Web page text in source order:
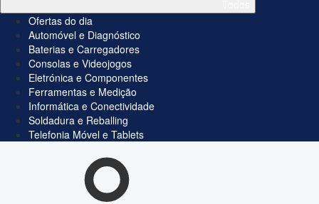
Ofertas do dia
Automóvel e Diagnóstico
Baterias e Carregadores
Consolas e Videojogos
Eletrónica e Componentes
Ferramentas e Medição
Informática e Conectividade
Soldadura e Reballing
Telefonia Móvel e Tablets